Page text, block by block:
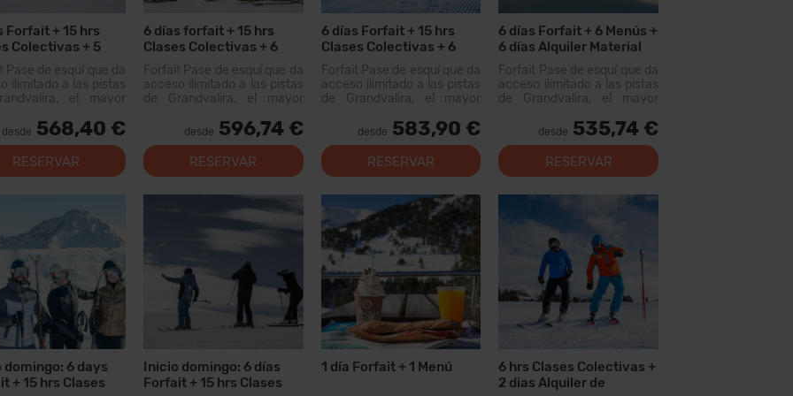
Forfait + 15 hrs
Colectivas + 5
Pase de esquí que da
ilimitado a las pistas
el mayor
Con este forfait
recorrer más de 200
pistas, con opciones
los niveles,
desde 568,40 €
RESERVAR
6 días forfait + 15 hrs
Clases Colectivas + 6
días Alquiler Material
Forfait Pase de esquí que da
acceso ilimitado a las pistas
de Grandvalira, el mayor
Pirineos. Con este forfait
podrás recorrer más de...
desde 596,74 €
RESERVAR
6 días Forfait + 15 hrs
Clases Colectivas + 6
Menús
Forfait Pase de esquí que da
acceso ilimitado a las pistas
de Grandvalira, el mayor
Pirineos. Con este forfait
podrás recorrer más de 200
km de pistas, con opciones
para todos los niveles,
desde 583,90 €
RESERVAR
6 días Forfait + 6 Menús +
6 días Alquiler Material
Forfait Pase de esquí que da
acceso ilimitado a las pistas
de Grandvalira, el mayor
Pirineos. Con este forfait
podrás recorrer más de 200
km de pistas, con opciones
para todos los niveles,
desde 535,74 €
RESERVAR
domingo: 6 days
+ 15 hrs Clases
Inicio domingo: 6 días
Forfait + 15 hrs Clases
1 día Forfait + 1 Menú
6 hrs Clases Colectivas +
2 dias Alquiler de